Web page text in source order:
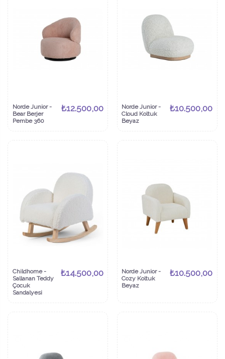
Norde Junior -
Bear Berjer
Pembe 360
₺12.500,00
Norde Junior -
Cloud Koltuk
Beyaz
₺10.500,00
Childhome -
Sallanan Teddy
Çocuk
Sandalyesi
₺14.500,00
Norde Junior -
Cozy Koltuk
Beyaz
₺10.500,00